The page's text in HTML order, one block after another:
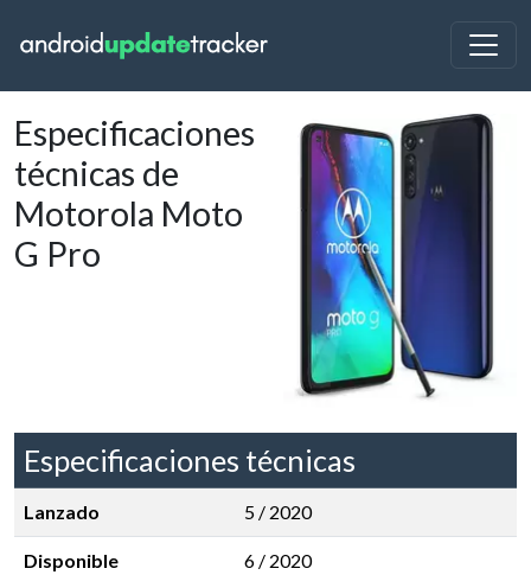
Especificaciones
técnicas de
Motorola Moto
G Pro
Especificaciones técnicas
Lanzado 5 / 2020
Disponible 6 / 2020